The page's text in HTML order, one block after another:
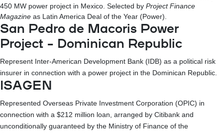
450 MW power project in Mexico. Selected by Project Finance
Magazine as Latin America Deal of the Year (Power).
San Pedro de Macoris Power
Project – Dominican Republic
Represent Inter-American Development Bank (IDB) as a political risk
insurer in connection with a power project in the Dominican Republic.
ISAGEN
Represented Overseas Private Investment Corporation (OPIC) in
connection with a $212 million loan, arranged by Citibank and
unconditionally guaranteed by the Ministry of Finance of the